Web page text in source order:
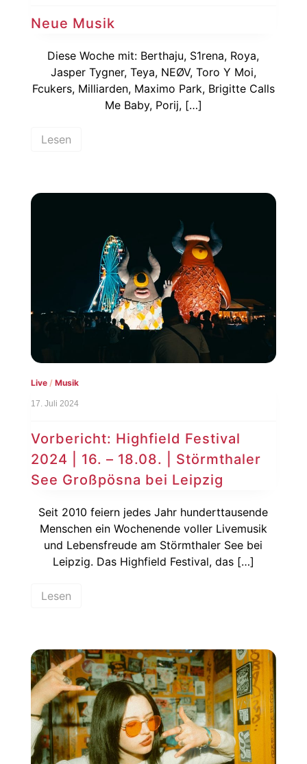
Neue Musik
Diese Woche mit: Berthaju, S1rena, Roya,
Jasper Tygner, Teya, NEØV, Toro Y Moi,
Fcukers, Milliarden, Maximo Park, Brigitte Calls
Me Baby, Porij, […]
Lesen
Live/ Musik
17. Juli 2024
Vorbericht: Highfield Festival
2024 | 16. – 18.08. | Störmthaler
See Großpösna bei Leipzig
Seit 2010 feiern jedes Jahr hunderttausende
Menschen ein Wochenende voller Livemusik
und Lebensfreude am Störmthaler See bei
Leipzig. Das Highfield Festival, das […]
Lesen